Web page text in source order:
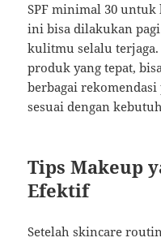
SPF minimal 30
ini bisa dilakukan
kulitmu selalu
produk yang tepat,
berbagai
sesuai dengan
Tips Makeup
Efektif
Setelah skincare